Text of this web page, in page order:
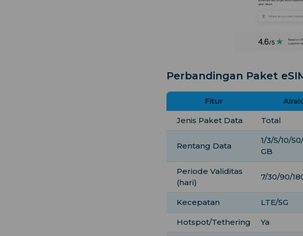
Perbandingan Paket
Fitur
Jenis Paket Data
Total
Rentang Data
1/3/5/10/
GB
Periode Validitas
(hari)
7/30/90/
Kecepatan LTE/5G
Hotspot/Tethering Ya